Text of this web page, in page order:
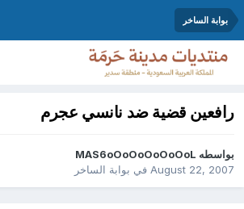
بوابة الساخر
رافعين قضية ضد نانسي عجرم
بواسطه MAS6oOoOoOoOoOoL
August 22, 2007في بوابة الساخر